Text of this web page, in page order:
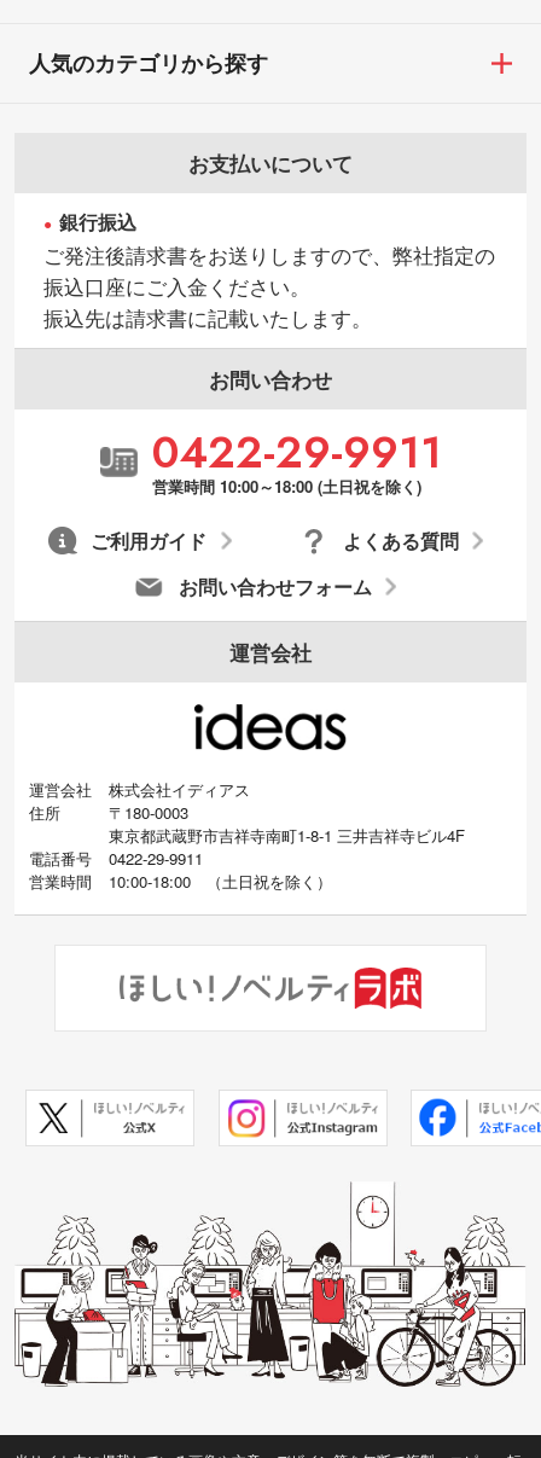
お支払いについて
銀行振込
ご発注後請求書をお送りしますので、弊社指定の
振込口座にご入金ください。
振込先は請求書に記載いたします。
お問い合わせ
0422-29-9911
営業時間 10:00～18:00 (土日祝を除く)
お問い合わせフォーム
よくある質問
ご利用ガイド
運営会社
運営会社
株式会社イディアス
住所
〒180-0003
東京都武蔵野市吉祥寺南町1-8-1 三井吉祥寺ビル4F
電話番号
0422-29-9911
営業時間
10:00-18:00 （土日祝を除く）
人気のカテゴリから探す